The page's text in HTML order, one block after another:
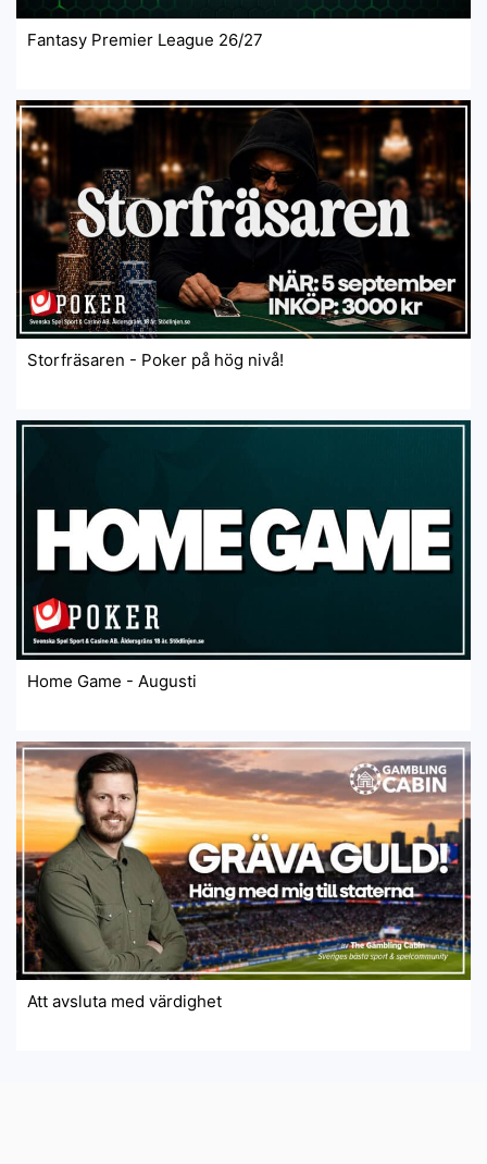
Fantasy Premier League 26/27
Storfräsaren - Poker på hög nivå!
Home Game - Augusti
Att avsluta med värdighet